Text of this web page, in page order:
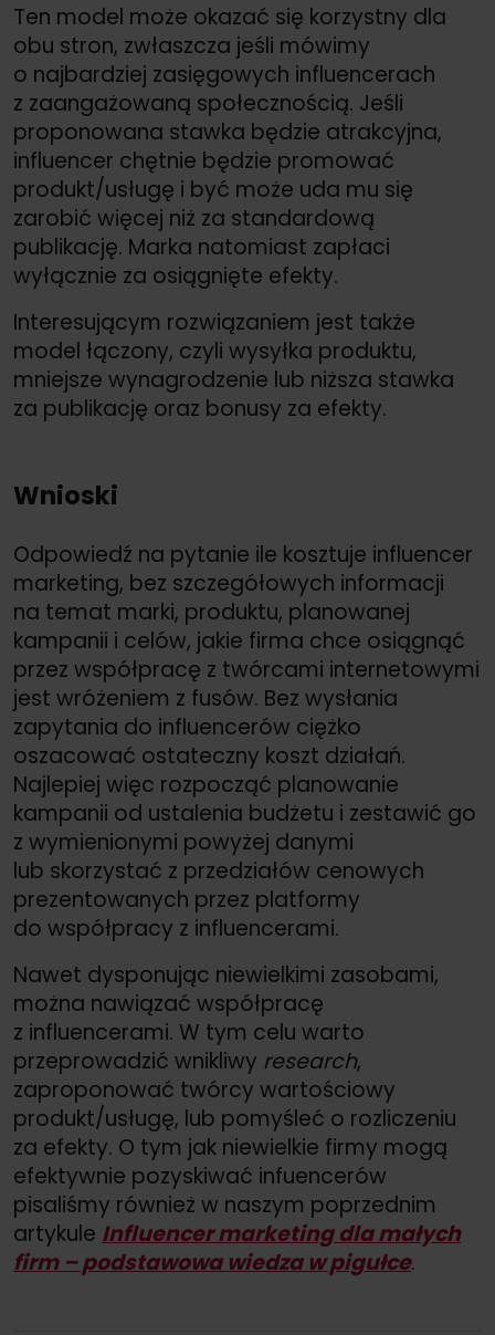
Ten model może okazać się korzystny dla
obu stron, zwłaszcza jeśli mówimy
o najbardziej zasięgowych influencerach
z zaangażowaną społecznością. Jeśli
proponowana stawka będzie atrakcyjna,
influencer chętnie będzie promować
produkt/usługę i być może uda mu się
zarobić więcej niż za standardową
publikację. Marka natomiast zapłaci
wyłącznie za osiągnięte efekty.
Interesującym rozwiązaniem jest także
model łączony, czyli wysyłka produktu,
mniejsze wynagrodzenie lub niższa stawka
za publikację oraz bonusy za efekty.
Wnioski
Odpowiedź na pytanie ile kosztuje influencer
marketing, bez szczegółowych informacji
na temat marki, produktu, planowanej
kampanii i celów, jakie firma chce osiągnąć
przez współpracę z twórcami internetowymi
jest wróżeniem z fusów. Bez wysłania
zapytania do influencerów ciężko
oszacować ostateczny koszt działań.
Najlepiej więc rozpocząć planowanie
kampanii od ustalenia budżetu i zestawić go
z wymienionymi powyżej danymi
lub skorzystać z przedziałów cenowych
prezentowanych przez platformy
do współpracy z influencerami.
Nawet dysponując niewielkimi zasobami,
można nawiązać współpracę
z influencerami. W tym celu warto
przeprowadzić wnikliwy research,
zaproponować twórcy wartościowy
produkt/usługę, lub pomyśleć o rozliczeniu
za efekty. O tym jak niewielkie firmy mogą
efektywnie pozyskiwać infuencerów
pisaliśmy również w naszym poprzednim
artykule Influencer marketing dla małych
firm – podstawowa wiedza w pigułce.